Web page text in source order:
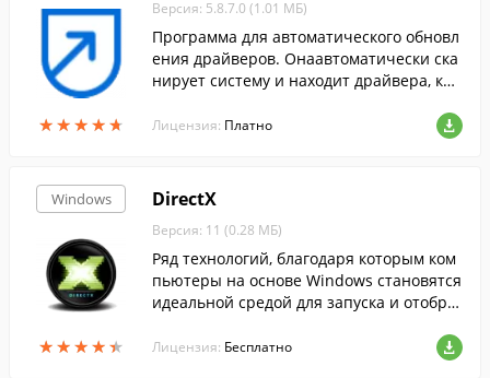
★★★★★
★★★★★
Версия: 5.8.7.0 (1.01 МБ)
Программа для автоматического обновл
ения драйверов. Онаавтоматически ска
нирует систему и находит драйвера, кот
Лицензия: Платно
Windows
★★★★★
★★★★★
DirectX
Версия: 11 (0.28 МБ)
Ряд технологий, благодаря которым ком
пьютеры на основе Windows становятся
идеальной средой для запуска и отобра
и мультимедиа....
Лицензия: Бесплатно